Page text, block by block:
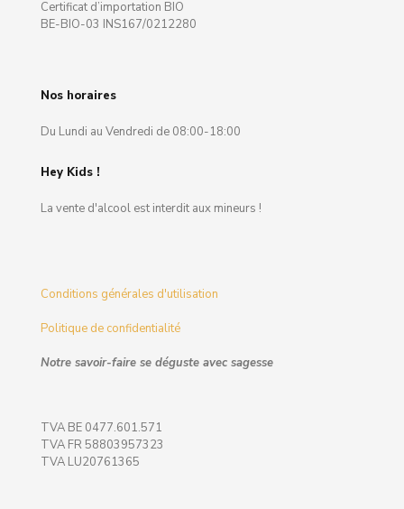
Certificat d’importation BIO
BE-BIO-03 INS167/0212280
Nos horaires
Du Lundi au Vendredi de 08:00-18:00
Hey Kids !
La vente d'alcool est interdit aux mineurs !
Conditions générales d'utilisation
Politique de confidentialité
Notre savoir-faire se déguste avec sagesse
TVA BE 0477.601.571
TVA FR 58803957323
TVA LU20761365